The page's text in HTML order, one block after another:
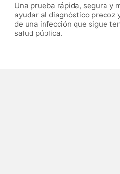
Una prueba rápida, segura y
ayudar al diagnóstico precoz
de una infección que sigue
salud pública.